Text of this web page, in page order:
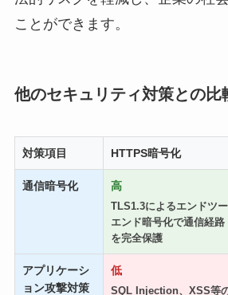
ことができます。
他のセキュリティ対策との比
対策項目 HTTPS暗号化
通信暗号化 高
TLS1.3によるエンドツー
エンド暗号化で通信経路
を完全保護
アプリケーシ
ョン攻撃対策
低
SQL Injection、XSS等